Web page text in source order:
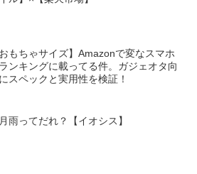
おもちゃサイズ】Amazonで変なスマホ
ンキングに載ってる件。ガジェオタ向
スペックと実用性を検証！
雨ってだれ？【イオシス】